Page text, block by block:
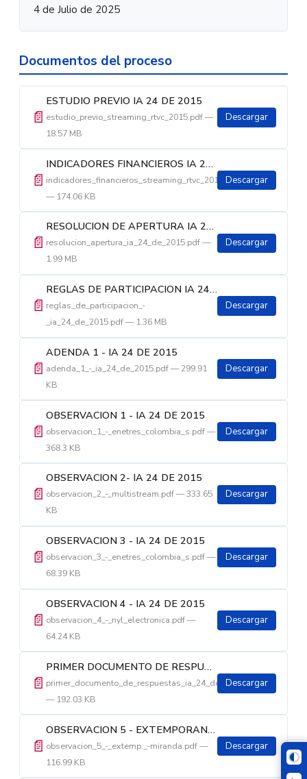
4 de Julio de 2025
Documentos del proceso
📄
ESTUDIO PREVIO IA 24 DE 2015
estudio_previo_streaming_rtvc_2015.pdf —
18.57 MB
Descargar
📄
INDICADORES FINANCIEROS IA 24 DE 2015
indicadores_financieros_streaming_rtvc_2015.pdf
— 174.06 KB
Descargar
📄
RESOLUCION DE APERTURA IA 24 DE 2015
resolucion_apertura_ia_24_de_2015.pdf —
1.99 MB
Descargar
📄
REGLAS DE PARTICIPACION IA 24 DE 2015
reglas_de_participacion_-
_ia_24_de_2015.pdf — 1.36 MB
Descargar
📄
ADENDA 1 - IA 24 DE 2015
adenda_1_-_ia_24_de_2015.pdf — 299.91
KB
Descargar
📄
OBSERVACION 1 - IA 24 DE 2015
observacion_1_-_enetres_colombia_s.pdf —
368.3 KB
Descargar
📄
OBSERVACION 2- IA 24 DE 2015
observacion_2_-_multistream.pdf — 333.65
KB
Descargar
📄
OBSERVACION 3 - IA 24 DE 2015
observacion_3_-_enetres_colombia_s.pdf —
68.39 KB
Descargar
📄
OBSERVACION 4 - IA 24 DE 2015
observacion_4_-_nyl_electronica.pdf —
64.24 KB
Descargar
📄
PRIMER DOCUMENTO DE RESPUESTAS A OBSERVACIONES IA 24 DE 2015
primer_documento_de_respuestas_ia_24_de_2015.pdf
— 192.03 KB
Descargar
📄
OBSERVACION 5 - EXTEMPORANEA IA 24 DE 2015
observacion_5_-_extemp._-miranda.pdf —
116.99 KB
Descargar